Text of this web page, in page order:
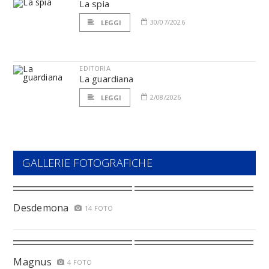
La spia
LEGGI 30/07/2026
EDITORIA
La guardiana
LEGGI 2/08/2026
GALLERIE FOTOGRAFICHE
Desdemona 14 FOTO
Magnus 4 FOTO